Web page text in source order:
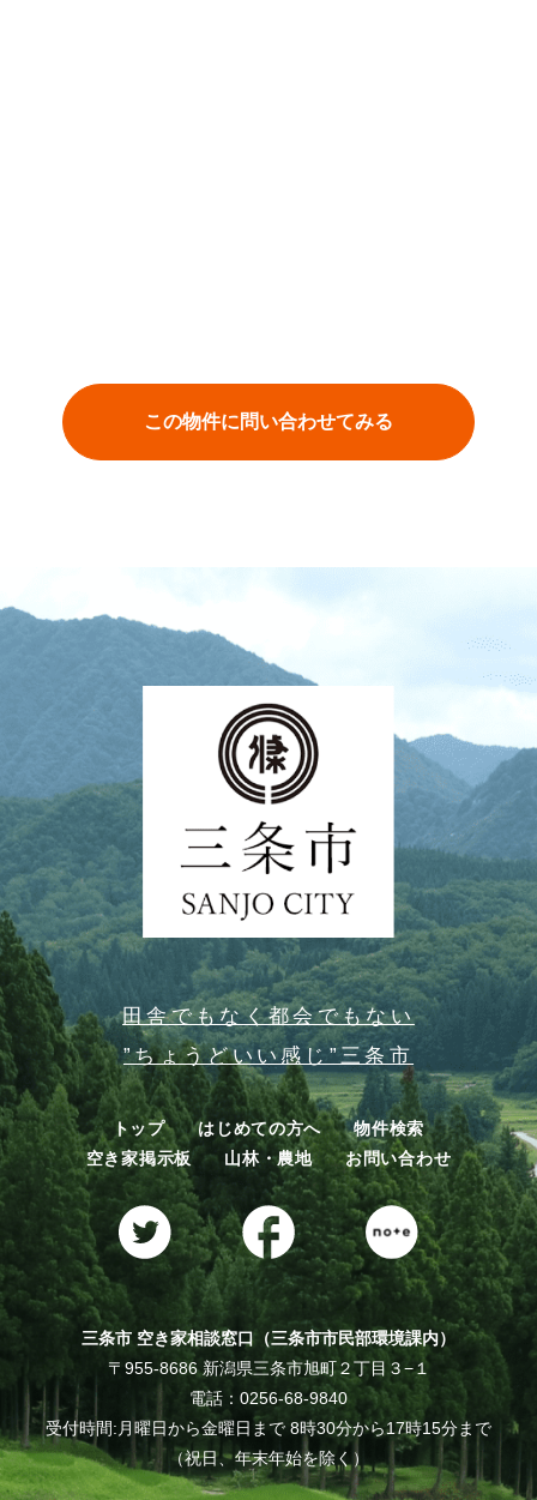
この物件に問い合わせてみる
田舎でもなく都会でもない
”ちょうどいい感じ”三条市
トップ はじめての方へ
物件検索
空き家掲示板
山林・農地 お問い合わせ
三条市 空き家相談窓口（三条市市民部環境課内）
〒955-8686 新潟県三条市旭町２丁目３−１
電話：0256-68-9840
受付時間:月曜日から金曜日まで 8時30分から17時15分まで
（祝日、年末年始を除く）